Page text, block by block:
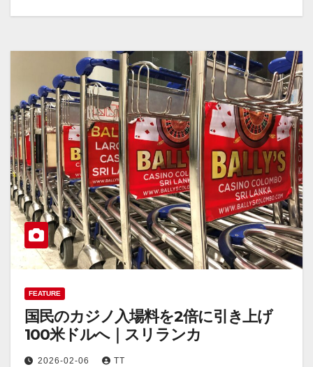
FEATURE
国民のカジノ入場料を2倍に引き上げ
100米ドルへ｜スリランカ
2026-02-06 TT